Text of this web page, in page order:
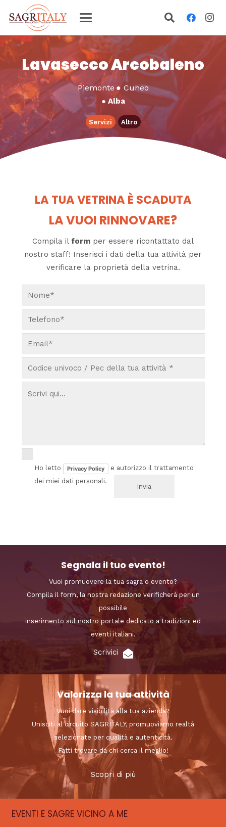
Lavasecco Arcobaleno
Piemonte ● Cuneo
● Alba
Servizi Altro
LA TUA VETRINA È SCADUTA
LA VUOI RINNOVARE?
Compila il form per essere ricontattato dal
nostro staff! Inserisci i dati della tua attività per
verificare la proprietà della vetrina.
Ho letto Privacy Policy
e autorizzo il trattamento
dei miei dati personali.
Segnala il tuo evento!
Vuoi promuovere la tua sagra o evento?
Compila il form, la nostra redazione verificherà per un
possibile
inserimento sul nostro portale dedicato a tradizioni ed
eventi italiani.
Scrivici
Valorizza la tua attività
Vuoi dare visibilità alla tua azienda?
Unisciti al circuito SAGRITALY, promuoviamo realtà
selezionate per qualità e autenticità.
Fatti trovare da chi cerca il meglio!
Scopri di più
EVENTI E SAGRE VICINO A ME